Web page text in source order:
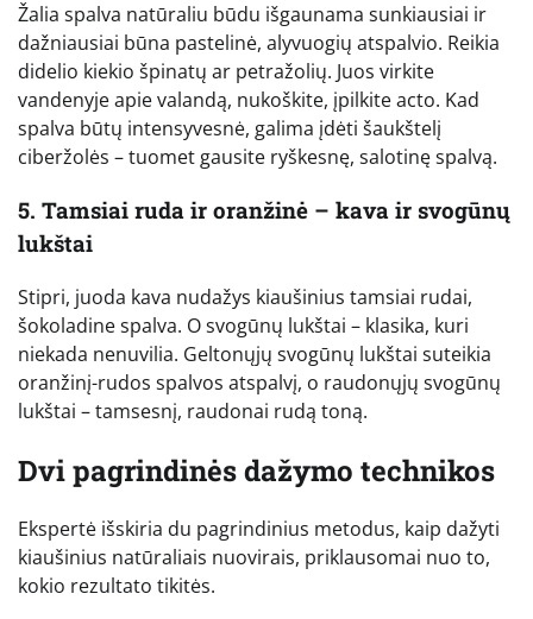
Žalia spalva natūraliu būdu išgaunama sunkiausiai ir
dažniausiai būna pastelinė, alyvuogių atspalvio. Reikia
didelio kiekio špinatų ar petražolių. Juos virkite
vandenyje apie valandą, nukoškite, įpilkite acto. Kad
spalva būtų intensyvesnė, galima įdėti šaukštelį
ciberžolės – tuomet gausite ryškesnę, salotinę spalvą.
5. Tamsiai ruda ir oranžinė – kava ir svogūnų
lukštai
Stipri, juoda kava nudažys kiaušinius tamsiai rudai,
šokoladine spalva. O svogūnų lukštai – klasika, kuri
niekada nenuvilia. Geltonųjų svogūnų lukštai suteikia
oranžinį-rudos spalvos atspalvį, o raudonųjų svogūnų
lukštai – tamsesnį, raudonai rudą toną.
Dvi pagrindinės dažymo technikos
Ekspertė išskiria du pagrindinius metodus, kaip dažyti
kiaušinius natūraliais nuovirais, priklausomai nuo to,
kokio rezultato tikitės.